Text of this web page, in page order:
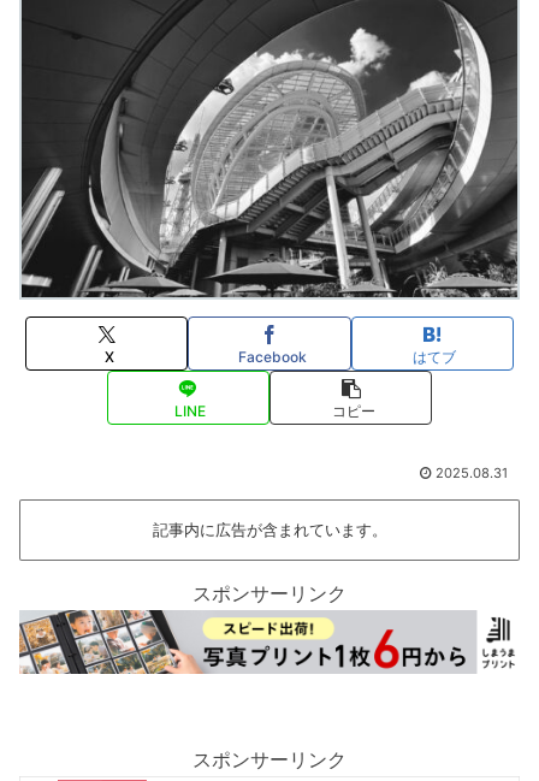
X Facebook はてブ
LINE コピー
2025.08.31
記事内に広告が含まれています。
スポンサーリンク
スポンサーリンク